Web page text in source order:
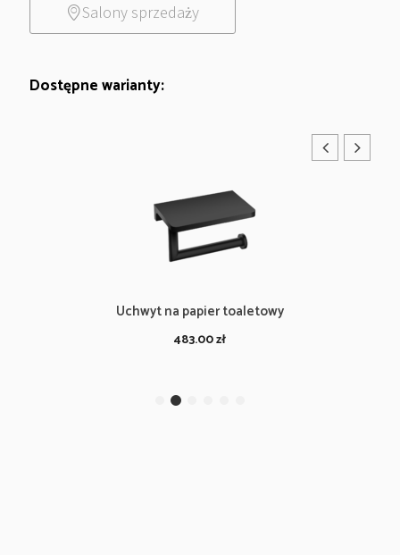
Salony sprzedaży
Dostępne warianty:
Uchwyt na papier toaletowy
483.00zł